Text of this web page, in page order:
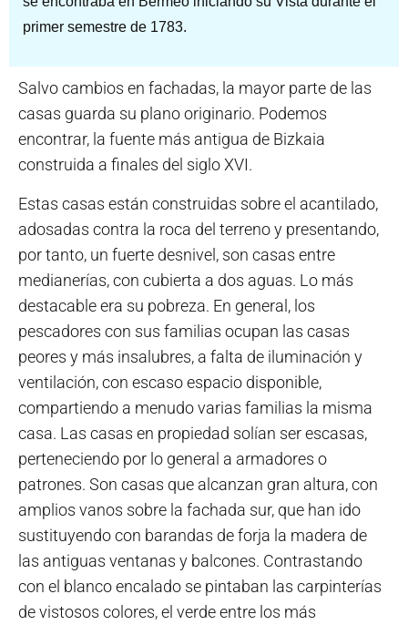
primer semestre de 1783.
Salvo cambios en fachadas, la mayor parte de las
casas guarda su plano originario. Podemos
encontrar, la fuente más antigua de Bizkaia
construida a finales del siglo XVI.
Estas casas están construidas sobre el acantilado,
adosadas contra la roca del terreno y presentando,
por tanto, un fuerte desnivel, son casas entre
medianerías, con cubierta a dos aguas. Lo más
destacable era su pobreza. En general, los
pescadores con sus familias ocupan las casas
peores y más insalubres, a falta de iluminación y
ventilación, con escaso espacio disponible,
compartiendo a menudo varias familias la misma
casa. Las casas en propiedad solían ser escasas,
perteneciendo por lo general a armadores o
patrones. Son casas que alcanzan gran altura, con
amplios vanos sobre la fachada sur, que han ido
sustituyendo con barandas de forja la madera de
las antiguas ventanas y balcones. Contrastando
con el blanco encalado se pintaban las carpinterías
de vistosos colores, el verde entre los más